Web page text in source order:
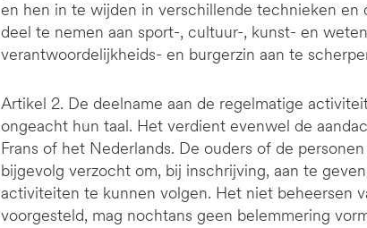
en hen in te wijden in verschillende technieken
deel te nemen aan sport-, cultuur-, kunst- en
verantwoordelijkheids- en burgerzin aan te
Artikel 2. De deelname aan de regelmatige
ongeacht hun taal. Het verdient evenwel de
Frans of het Nederlands. De ouders of de
bijgevolg verzocht om, bij inschrijving, aan te
activiteiten te kunnen volgen. Het niet beheersen
voorgesteld, mag nochtans geen belemmering